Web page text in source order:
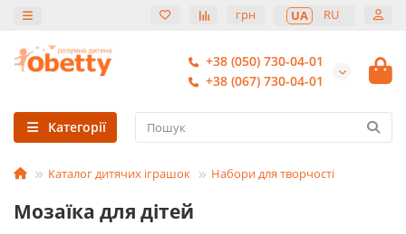
грн UA RU
+38 (050) 730-04-01
+38 (067) 730-04-01
Категорії
Каталог дитячих іграшок Набори для творчості
Мозаїка для дітей